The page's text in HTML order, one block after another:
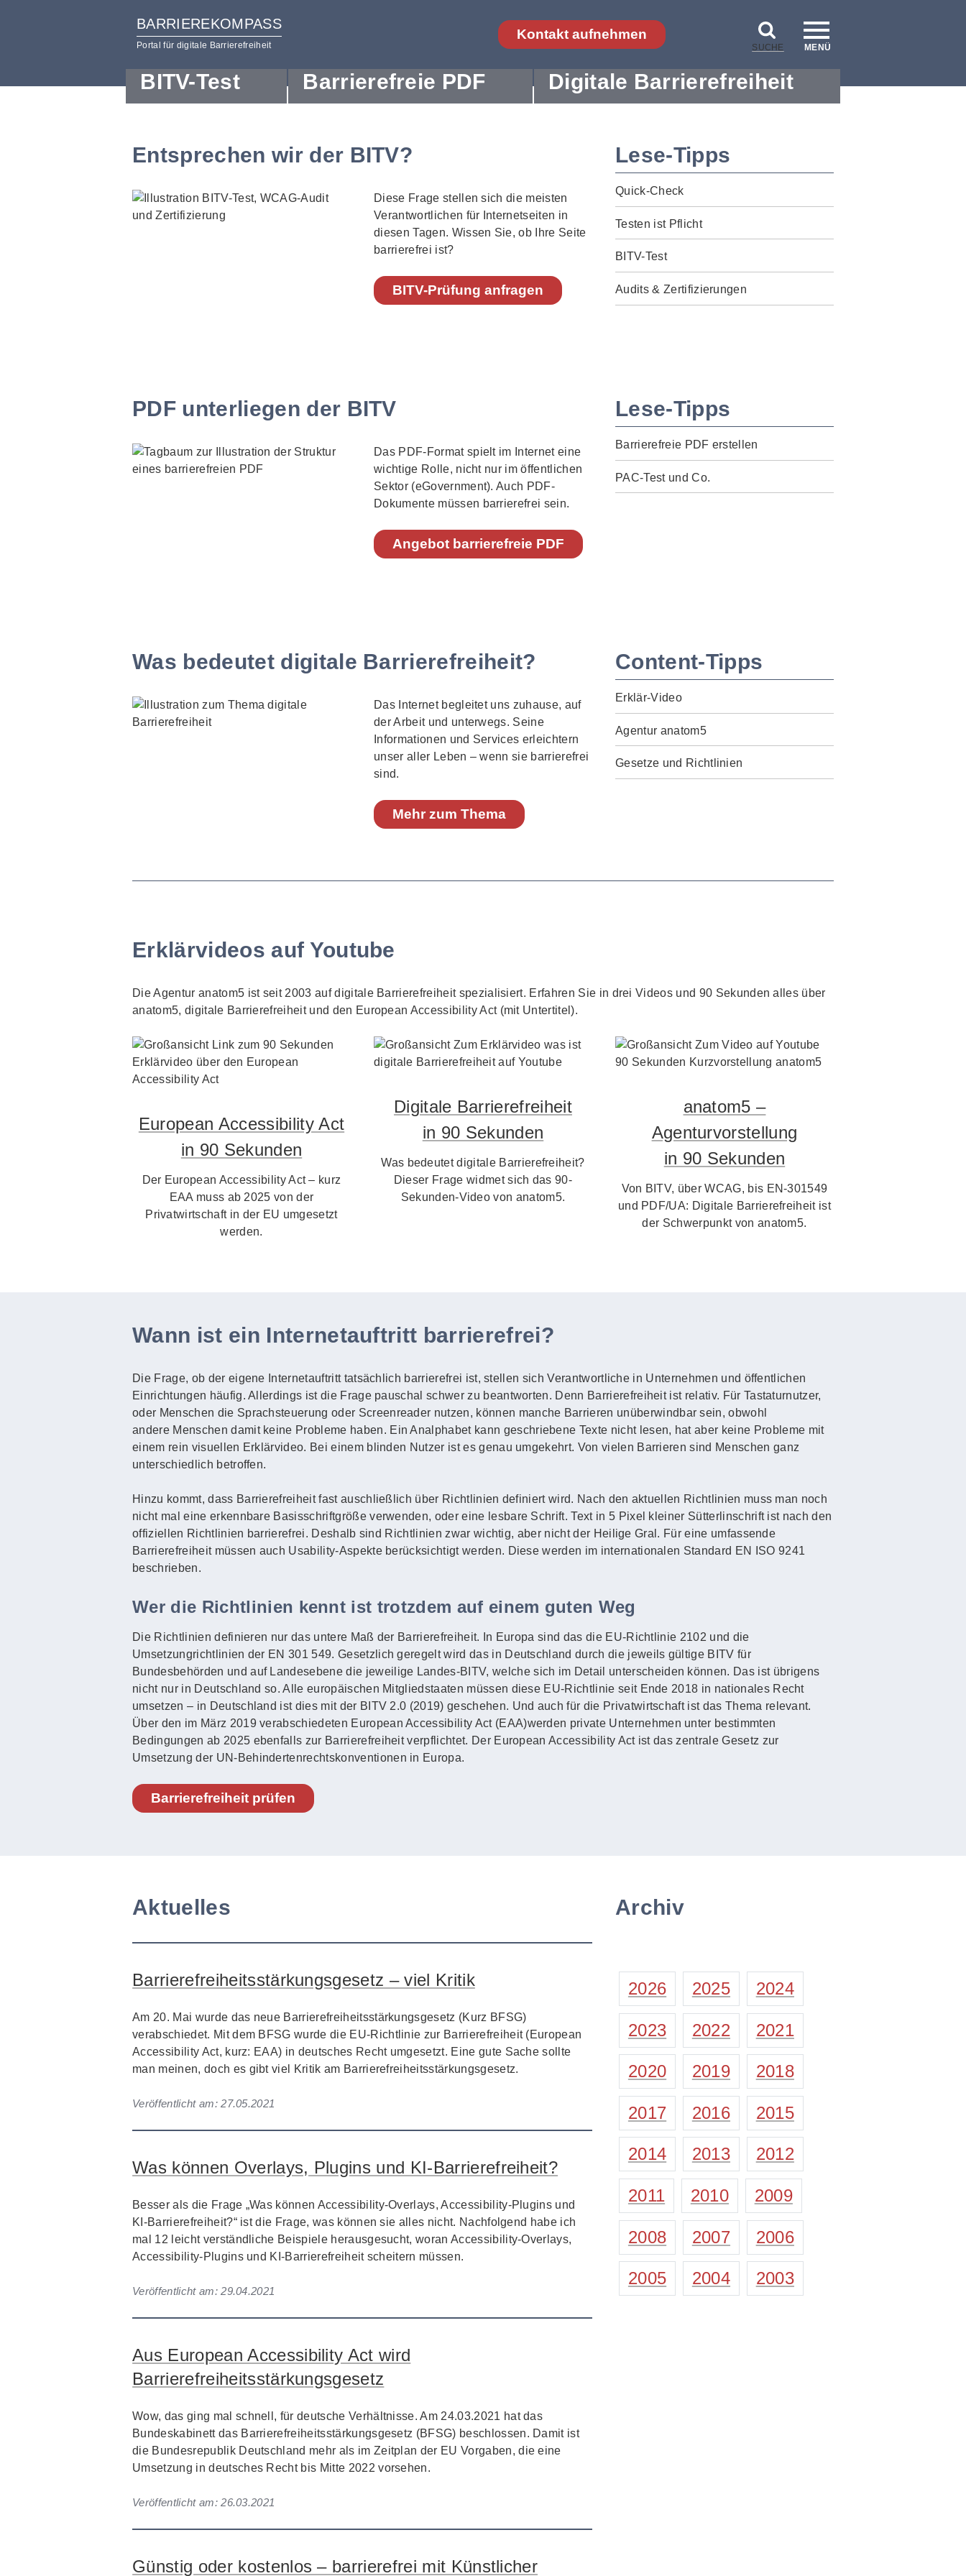
BARRIEREKOMPASS
Portal für digitale Barrierefreiheit
Kontakt aufnehmen
SUCHE MENÜ
BITV-Test Barrierefreie PDF Digitale Barrierefreiheit
Entsprechen wir der BITV?
Diese Frage stellen sich die meisten
Verantwortlichen für Internetseiten in
diesen Tagen. Wissen Sie, ob Ihre Seite
barrierefrei ist?
BITV-Prüfung anfragen
Lese-Tipps
Quick-Check
Testen ist Pflicht
BITV-Test
Audits & Zertifizierungen
PDF unterliegen der BITV
Das PDF-Format spielt im Internet eine
wichtige Rolle, nicht nur im öffentlichen
Sektor (eGovernment). Auch PDF-
Dokumente müssen barrierefrei sein.
Angebot barrierefreie PDF
Lese-Tipps
Barrierefreie PDF erstellen
PAC-Test und Co.
Was bedeutet digitale Barrierefreiheit?
Das Internet begleitet uns zuhause, auf
der Arbeit und unterwegs. Seine
Informationen und Services erleichtern
unser aller Leben – wenn sie barrierefrei
sind.
Mehr zum Thema
Content-Tipps
Erklär-Video
Agentur anatom5
Gesetze und Richtlinien
Erklärvideos auf Youtube
Die Agentur anatom5 ist seit 2003 auf digitale Barrierefreiheit spezialisiert. Erfahren Sie in drei Videos und 90 Sekunden alles über
anatom5, digitale Barrierefreiheit und den European Accessibility Act (mit Untertitel).
European Accessibility Act
in 90 Sekunden
Der European Accessibility Act – kurz
EAA muss ab 2025 von der
Privatwirtschaft in der EU umgesetzt
werden.
Digitale Barrierefreiheit
in 90 Sekunden
Was bedeutet digitale Barrierefreiheit?
Dieser Frage widmet sich das 90-
Sekunden-Video von anatom5.
anatom5 –
Agenturvorstellung
in 90 Sekunden
Von BITV, über WCAG, bis EN-301549
und PDF/UA: Digitale Barrierefreiheit ist
der Schwerpunkt von anatom5.
Wann ist ein Internetauftritt barrierefrei?
Die Frage, ob der eigene Internetauftritt tatsächlich barrierefrei ist, stellen sich Verantwortliche in Unternehmen und öffentlichen
Einrichtungen häufig. Allerdings ist die Frage pauschal schwer zu beantworten. Denn Barrierefreiheit ist relativ. Für Tastaturnutzer,
oder Menschen die Sprachsteuerung oder Screenreader nutzen, können manche Barrieren unüberwindbar sein, obwohl
andere Menschen damit keine Probleme haben. Ein Analphabet kann geschriebene Texte nicht lesen, hat aber keine Probleme mit
einem rein visuellen Erklärvideo. Bei einem blinden Nutzer ist es genau umgekehrt. Von vielen Barrieren sind Menschen ganz
unterschiedlich betroffen.
Hinzu kommt, dass Barrierefreiheit fast auschließlich über Richtlinien definiert wird. Nach den aktuellen Richtlinien muss man noch
nicht mal eine erkennbare Basisschriftgröße verwenden, oder eine lesbare Schrift. Text in 5 Pixel kleiner Sütterlinschrift ist nach den
offiziellen Richtlinien barrierefrei. Deshalb sind Richtlinien zwar wichtig, aber nicht der Heilige Gral. Für eine umfassende
Barrierefreiheit müssen auch Usability-Aspekte berücksichtigt werden. Diese werden im internationalen Standard EN ISO 9241
beschrieben.
Wer die Richtlinien kennt ist trotzdem auf einem guten Weg
Die Richtlinien definieren nur das untere Maß der Barrierefreiheit. In Europa sind das die EU-Richtlinie 2102 und die
Umsetzungrichtlinien der EN 301 549. Gesetzlich geregelt wird das in Deutschland durch die jeweils gültige BITV für
Bundesbehörden und auf Landesebene die jeweilige Landes-BITV, welche sich im Detail unterscheiden können. Das ist übrigens
nicht nur in Deutschland so. Alle europäischen Mitgliedstaaten müssen diese EU-Richtlinie seit Ende 2018 in nationales Recht
umsetzen – in Deutschland ist dies mit der BITV 2.0 (2019) geschehen. Und auch für die Privatwirtschaft ist das Thema relevant.
Über den im März 2019 verabschiedeten European Accessibility Act (EAA)werden private Unternehmen unter bestimmten
Bedingungen ab 2025 ebenfalls zur Barrierefreiheit verpflichtet. Der European Accessibility Act ist das zentrale Gesetz zur
Umsetzung der UN-Behindertenrechtskonventionen in Europa.
Barrierefreiheit prüfen
Aktuelles
Barrierefreiheitsstärkungsgesetz – viel Kritik
Am 20. Mai wurde das neue Barrierefreiheitsstärkungsgesetz (Kurz BFSG)
verabschiedet. Mit dem BFSG wurde die EU-Richtlinie zur Barrierefreiheit (European
Accessibility Act, kurz: EAA) in deutsches Recht umgesetzt. Eine gute Sache sollte
man meinen, doch es gibt viel Kritik am Barrierefreiheitsstärkungsgesetz.
Veröffentlicht am:27.05.2021
Was können Overlays, Plugins und KI-Barrierefreiheit?
Besser als die Frage „Was können Accessibility-Overlays, Accessibility-Plugins und
KI-Barrierefreiheit?“ ist die Frage, was können sie alles nicht. Nachfolgend habe ich
mal 12 leicht verständliche Beispiele herausgesucht, woran Accessibility-Overlays,
Accessibility-Plugins und KI-Barrierefreiheit scheitern müssen.
Veröffentlicht am:29.04.2021
Aus European Accessibility Act wird
Barrierefreiheitsstärkungsgesetz
Wow, das ging mal schnell, für deutsche Verhältnisse. Am 24.03.2021 hat das
Bundeskabinett das Barrierefreiheitsstärkungsgesetz (BFSG) beschlossen. Damit ist
die Bundesrepublik Deutschland mehr als im Zeitplan der EU Vorgaben, die eine
Umsetzung in deutsches Recht bis Mitte 2022 vorsehen.
Veröffentlicht am:26.03.2021
Günstig oder kostenlos – barrierefrei mit Künstlicher
Archiv
2026 2025 2024
2023 2022 2021
2020 2019 2018
2017 2016 2015
2014 2013 2012
2011 2010 2009
2008 2007 2006
2005 2004 2003